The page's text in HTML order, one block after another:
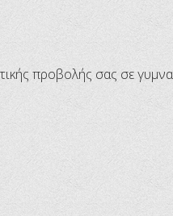
​προβολής σας σε